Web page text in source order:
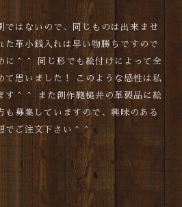
ではないので、同じものは出来ませ
た革小銭入れは早い物勝ちですので
に＾＾ 同じ形でも絵付けによって全
て思いました！ このような感性は私
す＾＾ また創作鞄槌井の革製品に絵
も募集していますので、興味のある
でご注文下さい＾＾